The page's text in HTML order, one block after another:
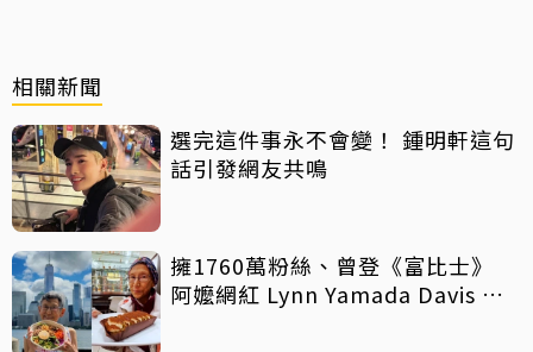
相關新聞
選完這件事永不會變！ 鍾明軒這句
話引發網友共鳴
擁1760萬粉絲、曾登《富比士》
阿嬤網紅 Lynn Yamada Davis 驚